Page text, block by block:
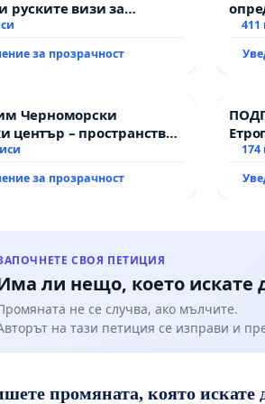
на 18.06.2026 г. обществено
в 18.30 ч. в Големия салон
1934“ в гр. Божурище.
зони! Твърдо сме
територии и
зони в непосредствена
руските визи за
за прозрачност
и411
Черноморски
център – пространство
на Варна
за прозрачност
СВОЯ ПЕТИЦИЯ
ли нещо, което искате
не се случва, ако мълчите.
на тази петиция се изправи и
промяната, която искате